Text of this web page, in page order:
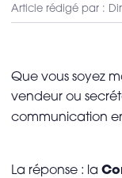
Article rédigé par :
Que vous soyez
vendeur ou
communication
La réponse : la